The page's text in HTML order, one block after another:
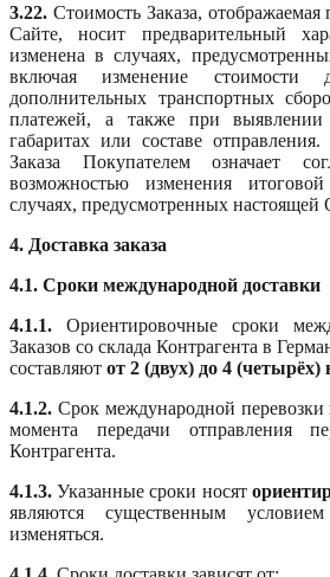
3.22. Стоимость Заказа,
Сайте, носит предварительный
изменена в случаях,
включая изменение стоимости
дополнительных транспортных
платежей, а также при выявлении
габаритах или составе
Заказа Покупателем означает
возможностью изменения
случаях, предусмотренных настоящей
4. Доставка заказа
4.1. Сроки международной доставки
4.1.1. Ориентировочные сроки
Заказов со склада Контрагента в
составляют от 2 (двух) до 4 (четырёх)
4.1.2. Срок международной перевозки
момента передачи отправления
Контрагента.
4.1.3. Указанные сроки носят
являются существенным
изменяться.